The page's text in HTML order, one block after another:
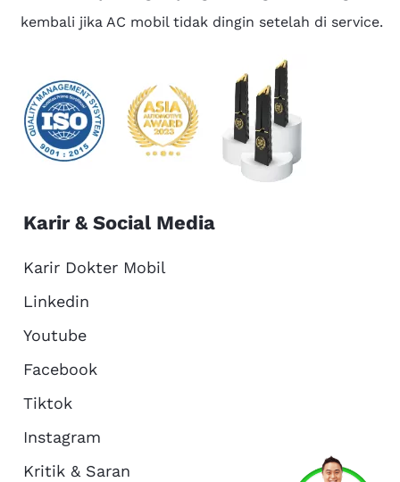
kembali jika AC mobil tidak dingin setelah di service.
Karir & Social Media
Karir Dokter Mobil
Linkedin
Youtube
Facebook
Tiktok
Instagram
Kritik & Saran